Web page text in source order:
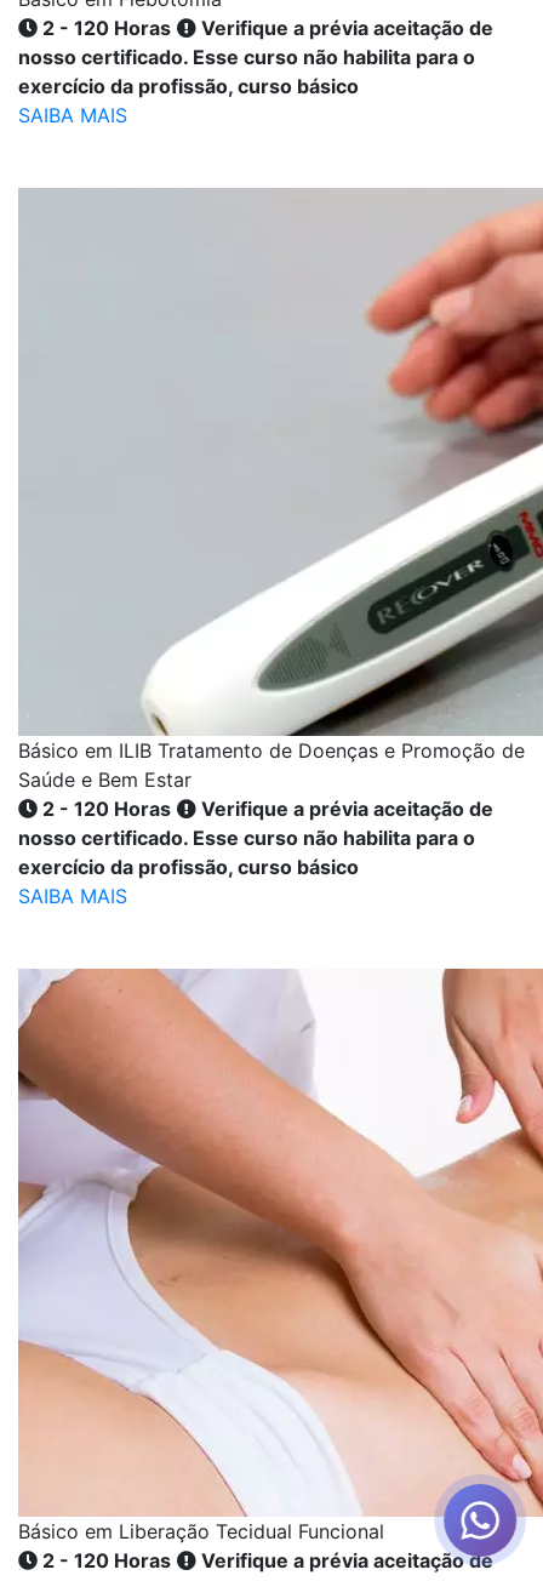
2 - 120 Horas
Verifique a prévia aceitação de
nosso certificado. Esse curso não habilita para o
exercício da profissão, curso básico
SAIBA MAIS
Básico em ILIB Tratamento de Doenças e Promoção de
Saúde e Bem Estar
2 - 120 Horas
Verifique a prévia aceitação de
nosso certificado. Esse curso não habilita para o
exercício da profissão, curso básico
SAIBA MAIS
Básico em Liberação Tecidual Funcional
2 - 120 Horas
Verifique a prévia aceitação de